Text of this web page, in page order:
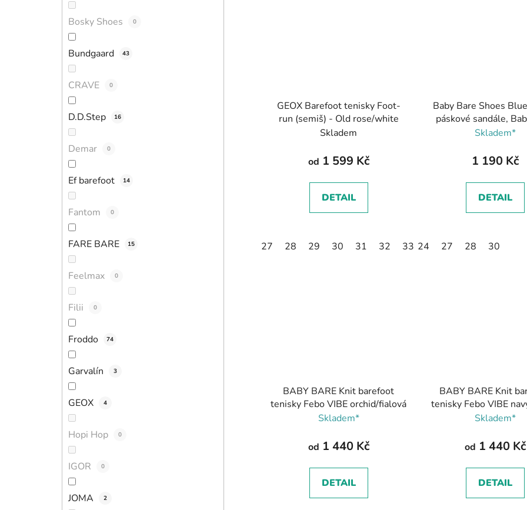
Bosky Shoes 0
Bundgaard 43
CRAVE 0
D.D.Step 16
Demar 0
Ef barefoot 14
Fantom 0
FARE BARE 15
Feelmax 0
Filii 0
Froddo 74
Garvalín 3
GEOX 4
Hopi Hop 0
IGOR 0
JOMA 2
GEOX Barefoot tenisky Foot-
run (semiš) - Old rose/white
Skladem
od 1 599 Kč
DETAIL
27 28 29 30 31 32 33 34 35
Baby Bare Shoes
páskové sandále,
Shoes
Skladem*
1 190 Kč
DETAIL
24 27 28 30
BABY BARE Knit barefoot
tenisky Febo VIBE orchid/fialová
Skladem*
od 1 440 Kč
DETAIL
BABY BARE Knit
tenisky Febo VIBE
Skladem*
od 1 440 Kč
DETAIL